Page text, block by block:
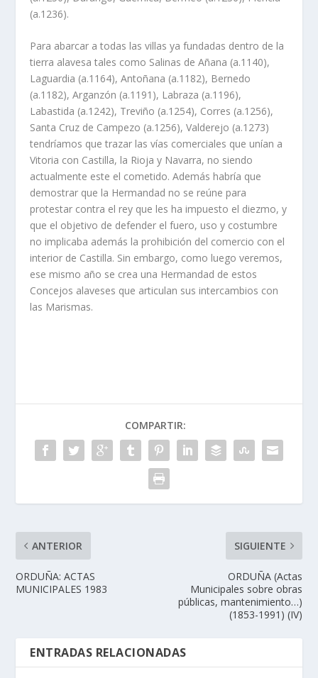
(a.1236).
Para abarcar a todas las villas ya fundadas dentro de la
tierra alavesa tales como Salinas de Añana (a.1140),
Laguardia (a.1164), Antoñana (a.1182), Bernedo
(a.1182), Arganzón (a.1191), Labraza (a.1196),
Labastida (a.1242), Treviño (a.1254), Corres (a.1256),
Santa Cruz de Campezo (a.1256), Valderejo (a.1273)
tendrí­amos que trazar las ví­as comerciales que uní­an a
Vitoria con Castilla, la Rioja y Navarra, no siendo
actualmente este el cometido. Además habrí­a que
demostrar que la Hermandad no se reúne para
protestar contra el rey que les ha impuesto el diezmo, y
que el objetivo de defender el fuero, uso y costumbre
no implicaba además la prohibición del comercio con el
interior de Castilla. Sin embargo, como luego veremos,
ese mismo año se crea una Hermandad de estos
Concejos alaveses que articulan sus intercambios con
las Marismas.
COMPARTIR:
ANTERIOR
ORDUÑA: ACTAS
MUNICIPALES 1983
SIGUIENTE
ORDUÑA (Actas
Municipales sobre obras
públicas, mantenimiento…)
(1853-1991) (IV)
ENTRADAS RELACIONADAS